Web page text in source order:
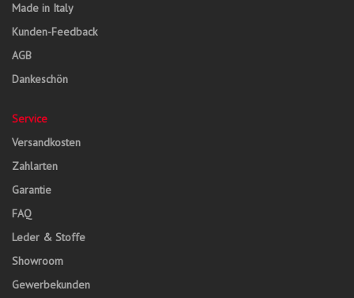
Made in Italy
Kunden-Feedback
AGB
Dankeschön
Service
Versandkosten
Zahlarten
Garantie
FAQ
Leder & Stoffe
Showroom
Gewerbekunden